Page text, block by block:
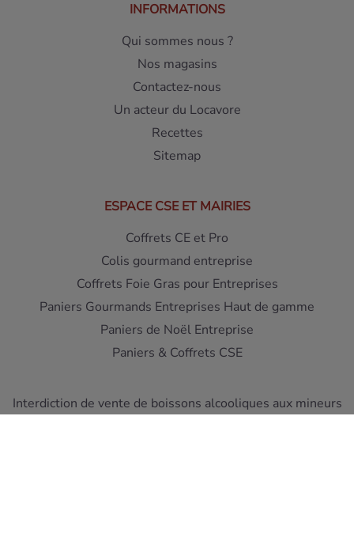
INFORMATIONS
Qui sommes nous ?
Nos magasins
Contactez-nous
Un acteur du Locavore
Recettes
Sitemap
ESPACE CSE ET MAIRIES
Coffrets CE et Pro
Colis gourmand entreprise
Coffrets Foie Gras pour Entreprises
Paniers Gourmands Entreprises Haut de gamme
Paniers de Noël Entreprise
Paniers & Coffrets CSE
Interdiction de vente de boissons alcooliques aux mineurs